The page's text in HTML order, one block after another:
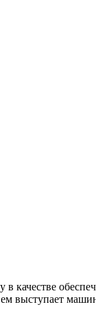
выступает